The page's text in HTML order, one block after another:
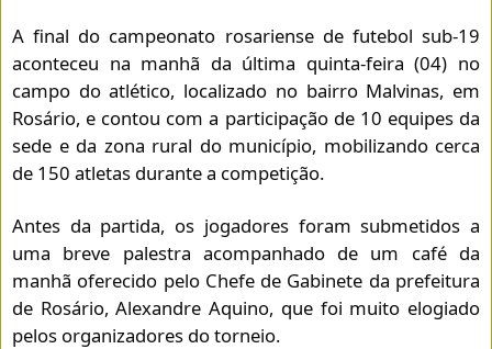
A final do campeonato rosariense de futebol sub-19
aconteceu na manhã da última quinta-feira (04) no
campo do atlético, localizado no bairro Malvinas, em
Rosário, e contou com a participação de 10 equipes da
sede e da zona rural do município, mobilizando cerca
de 150 atletas durante a competição.
Antes da partida, os jogadores foram submetidos a
uma breve palestra acompanhado de um café da
manhã oferecido pelo Chefe de Gabinete da prefeitura
de Rosário, Alexandre Aquino, que foi muito elogiado
pelos organizadores do torneio.